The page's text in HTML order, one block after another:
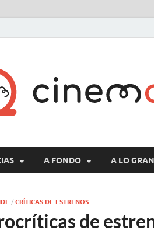
A FONDO A LO
/ CRÍTICAS DE ESTRENOS
de